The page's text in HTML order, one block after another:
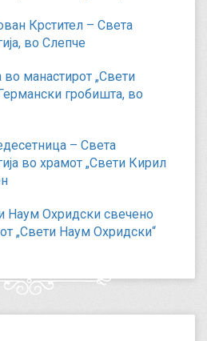
Крстител – Света
во Слепче
манастирот „Свети
гробишта, во
– Света
во храмот „Свети Кирил
Наум Охридски свечено
„Свети Наум Охридски“